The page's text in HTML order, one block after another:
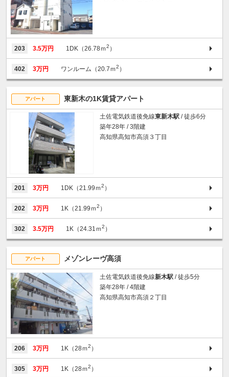
203 3.5万円 1DK（26.78ｍ2 ）
402 3万円 ワンルーム（20.7ｍ2 ）
アパート 東新木の1K賃貸アパート
土佐電気鉄道後免線東新木駅 / 徒歩6分
築年28年 / 3階建
高知県高知市高須３丁目
201 3万円 1DK（21.99ｍ2 ）
202 3万円 1K（21.99ｍ2 ）
302 3.5万円 1K（24.31ｍ2 ）
アパート メゾンレーヴ高須
土佐電気鉄道後免線新木駅 / 徒歩5分
築年28年 / 4階建
高知県高知市高須２丁目
206 3万円 1K（28ｍ2 ）
305 3万円 1K（28ｍ2 ）